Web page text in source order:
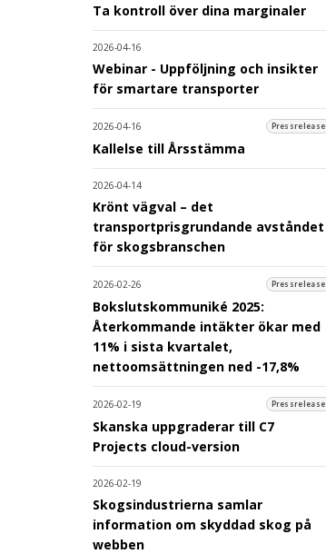
Ta kontroll över dina marginaler
2026-04-16
Webinar - Uppföljning och insikter
för smartare transporter
2026-04-16 Pressrelease
Kallelse till Årsstämma
2026-04-14
Krönt vägval – det
transportprisgrundande avståndet
för skogsbranschen
2026-02-26 Pressrelease
Bokslutskommuniké 2025:
Återkommande intäkter ökar med
11% i sista kvartalet,
nettoomsättningen ned -17,8%
2026-02-19 Pressrelease
Skanska uppgraderar till C7
Projects cloud-version
2026-02-19
Skogsindustrierna samlar
information om skyddad skog på
webben